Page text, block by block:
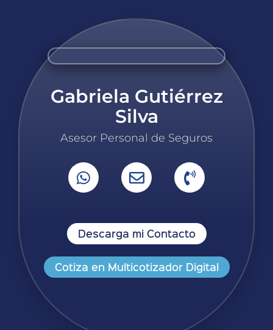
Gabriela Gutiérrez
Silva
Asesor Personal de Seguros
Descarga mi Contacto
Cotiza en Multicotizador Digital